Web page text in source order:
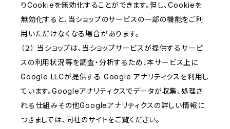
りCookieを無効化することができます。但し、Cookieを
無効化すると、当ショップのサービスの一部の機能をご利
用いただけなくなる場合があります。
（２） 当ショップは、当ショップサービスが提供するサービ
スの利用状況等を調査・分析するため、本サービス上に
Google LLCが提供する Google アナリティクスを利用し
ています。Googleアナリティクスでデータが収集、処理さ
れる仕組みその他Googleアナリティクスの詳しい情報に
つきましては、同社のサイトをご覧ください。